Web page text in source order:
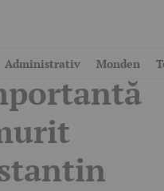
Administrativ Monden